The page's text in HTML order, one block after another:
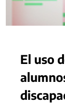
El uso